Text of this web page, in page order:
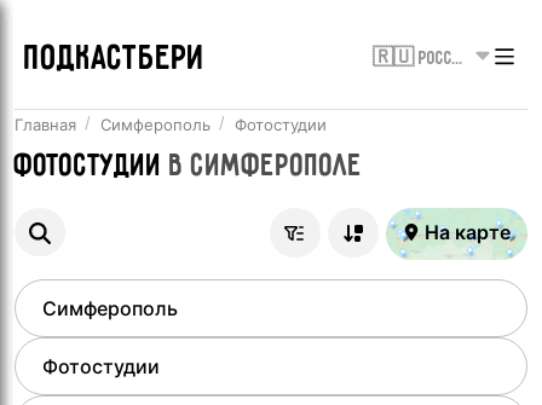
ПОДКАСТБЕРИ 🇷🇺 Россия
Главная Симферополь Фотостудии
Фотостудии вСимферополе
На карте